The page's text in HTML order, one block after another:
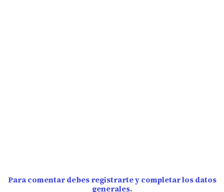
Para comentar debes registrarte y completar los datos
generales.